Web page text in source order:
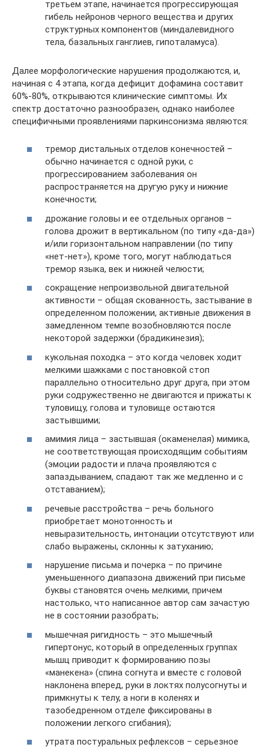
третьем этапе, начинается прогрессирующая
гибель нейронов черного вещества и других
структурных компонентов (миндалевидного
тела, базальных ганглиев, гипоталамуса).
Далее морфологические нарушения продолжаются, и,
начиная с 4 этапа, когда дефицит дофамина составит
60%-80%, открываются клинические симптомы. Их
спектр достаточно разнообразен, однако наиболее
специфичными проявлениями паркинсонизма являются:
тремор дистальных отделов конечностей –
обычно начинается с одной руки, с
прогрессированием заболевания он
распространяется на другую руку и нижние
конечности;
дрожание головы и ее отдельных органов –
голова дрожит в вертикальном (по типу «да-да»)
и/или горизонтальном направлении (по типу
«нет-нет»), кроме того, могут наблюдаться
тремор языка, век и нижней челюсти;
сокращение непроизвольной двигательной
активности – общая скованность, застывание в
определенном положении, активные движения в
замедленном темпе возобновляются после
некоторой задержки (брадикинезия);
кукольная походка – это когда человек ходит
мелкими шажками с постановкой стоп
параллельно относительно друг друга, при этом
руки содружественно не двигаются и прижаты к
туловищу, голова и туловище остаются
застывшими;
амимия лица – застывшая (окаменелая) мимика,
не соответствующая происходящим событиям
(эмоции радости и плача проявляются с
запаздыванием, спадают так же медленно и с
отставанием);
речевые расстройства – речь больного
приобретает монотонность и
невыразительность, интонации отсутствуют или
слабо выражены, склонны к затуханию;
нарушение письма и почерка – по причине
уменьшенного диапазона движений при письме
буквы становятся очень мелкими, причем
настолько, что написанное автор сам зачастую
не в состоянии разобрать;
мышечная ригидность – это мышечный
гипертонус, который в определенных группах
мышц приводит к формированию позы
«манекена» (спина согнута и вместе с головой
наклонена вперед, руки в локтях полусогнуты и
примкнуты к телу, а ноги в коленях и
тазобедренном отделе фиксированы в
положении легкого сгибания);
утрата постуральных рефлексов – серьезное